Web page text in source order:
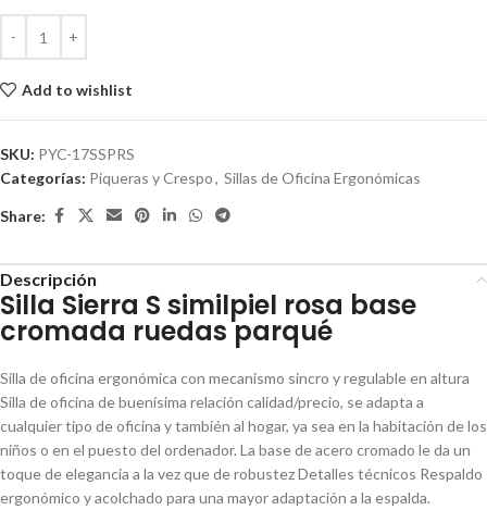
Add to wishlist
SKU: PYC-17SSPRS
Categorías: Piqueras y Crespo, Sillas de Oficina Ergonómicas
Share:
Descripción
Silla Sierra S similpiel rosa base
cromada ruedas parqué
Silla de oficina ergonómica con mecanismo sincro y regulable en altura
Silla de oficina de buenísima relación calidad/precio, se adapta a
cualquier tipo de oficina y también al hogar, ya sea en la habitación de los
niños o en el puesto del ordenador. La base de acero cromado le da un
toque de elegancia a la vez que de robustez Detalles técnicos Respaldo
ergonómico y acolchado para una mayor adaptación a la espalda.